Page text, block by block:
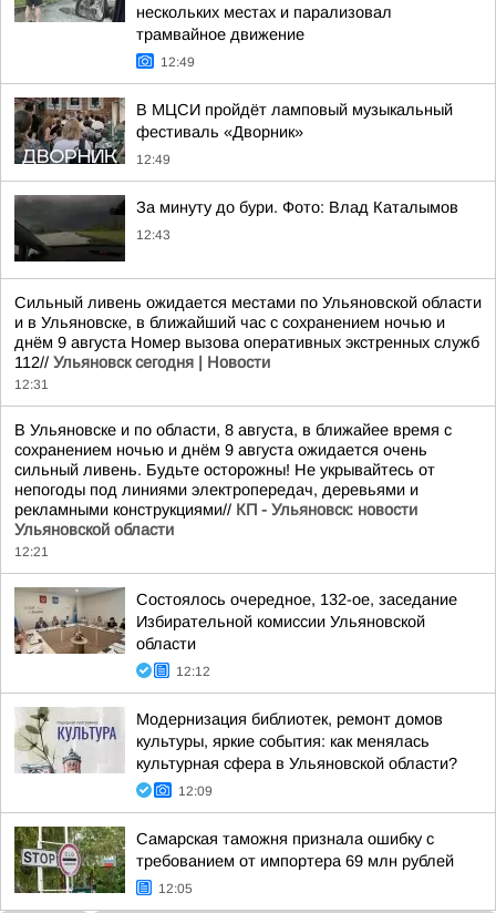
нескольких местах и парализовал
трамвайное движение
12:49
В МЦСИ пройдёт ламповый музыкальный
фестиваль «Дворник»
12:49
За минуту до бури. Фото: Влад Каталымов
12:43
Сильный ливень ожидается местами по Ульяновской области
и в Ульяновске, в ближайший час с сохранением ночью и
днём 9 августа Номер вызова оперативных экстренных служб
112// Ульяновск сегодня | Новости
12:31
В Ульяновске и по области, 8 августа, в ближайее время с
сохранением ночью и днём 9 августа ожидается очень
сильный ливень. Будьте осторожны! Не укрывайтесь от
непогоды под линиями электропередач, деревьями и
рекламными конструкциями// КП - Ульяновск: новости
Ульяновской области
12:21
Состоялось очередное, 132-ое, заседание
Избирательной комиссии Ульяновской
области
12:12
Модернизация библиотек, ремонт домов
культуры, яркие события: как менялась
культурная сфера в Ульяновской области?
12:09
Самарская таможня признала ошибку с
требованием от импортера 69 млн рублей
12:05